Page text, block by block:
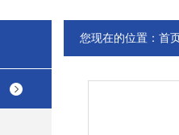
您现在的位置： 首